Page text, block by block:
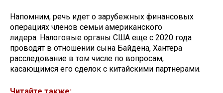
Напомним, речь идет о зарубежных финансовых
операциях членов семьи американского
лидера. Налоговые органы США еще с 2020 года
проводят в отношении сына Байдена, Хантера
расследование в том числе по вопросам,
касающимся его сделок с китайскими партнерами.
Читайте также: